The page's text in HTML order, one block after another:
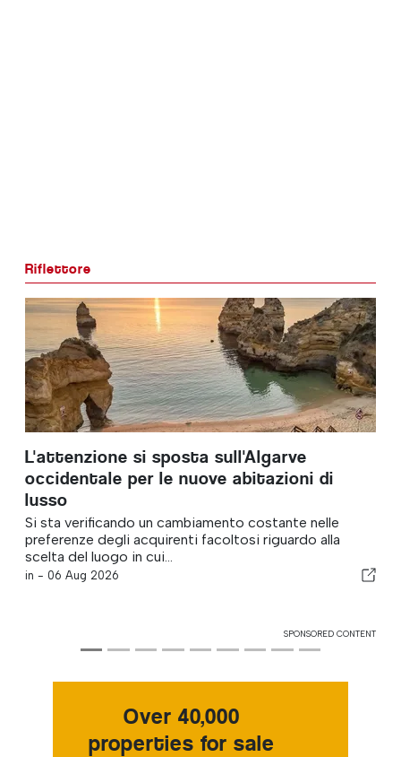
Riflettore
L'attenzione si sposta sull'Algarve
occidentale per le nuove abitazioni di
lusso
Si sta verificando un cambiamento costante nelle
preferenze degli acquirenti facoltosi riguardo alla
scelta del luogo in cui...
in - 06 Aug 2026
SPONSORED CONTENT
Over 40,000
properties for sale